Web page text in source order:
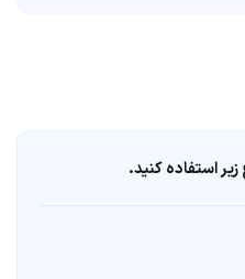
استفاده کنید.